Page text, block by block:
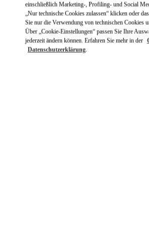
Link
einschließlich Marketing-, Profiling- und Social
„Nur technische Cookies zulassen“ klicken oder
Sie nur die Verwendung von technischen Cookies
Über „Cookie-Einstellungen“ passen Sie Ihre
jederzeit ändern können. Erfahren Sie mehr in der
Datenschutzerklärung.